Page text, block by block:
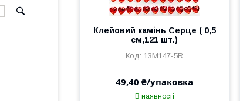
Клейовий камінь Серце ( 0,5
см,121 шт.)
13М147-5R
49,40 ₴/упаковка
В наявності